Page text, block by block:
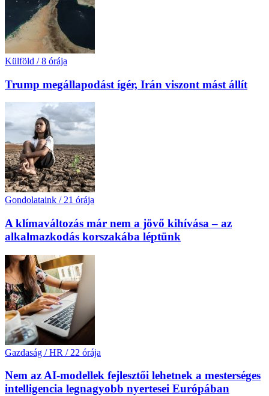
Külföld / 8 órája
Trump megállapodást ígér, Irán viszont mást állít
Gondolataink / 21 órája
A klímaváltozás már nem a jövő kihívása – az
alkalmazkodás korszakába léptünk
Gazdaság / HR / 22 órája
Nem az AI-modellek fejlesztői lehetnek a mesterséges
intelligencia legnagyobb nyertesei Európában